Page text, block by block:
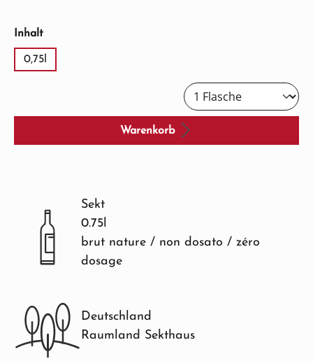
Inhaltauswählen
0,75l
Warenkorb
Sekt
0.75l
brut nature / non dosato / zéro
dosage
Deutschland
Raumland Sekthaus